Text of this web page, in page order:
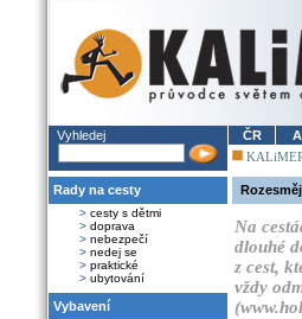
Vyhledej
Rady na cesty
> cesty s dětmi
> doprava
> nebezpečí
> nedej se
> praktické
> ubytování
Vybavení
ČR
Na
dlouhé
z cest,
vždy